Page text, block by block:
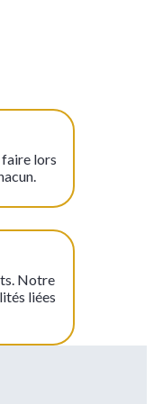
faire lors
Notre
liées